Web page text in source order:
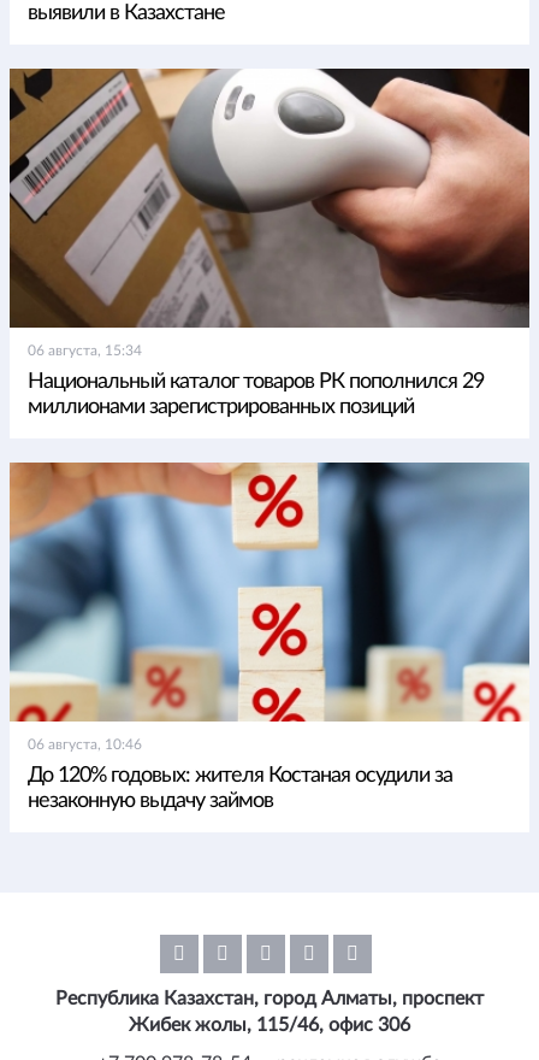
выявили в Казахстане
06 августа, 15:34
Национальный каталог товаров РК пополнился 29
миллионами зарегистрированных позиций
06 августа, 10:46
До 120% годовых: жителя Костаная осудили за
незаконную выдачу займов
Республика Казахстан, город Алматы, проспект
Жибек жолы, 115/46, офис 306